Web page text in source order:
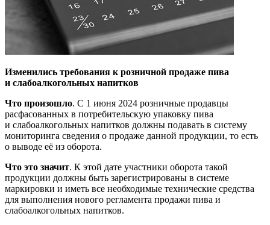
Изменились требования к розничной продаже пива
и слабоалкогольных напитков
Что произошло. С 1 июня 2024 розничные продавцы
расфасованных в потребительскую упаковку пива
и слабоалкогольных напитков должны подавать в систему
мониторинга сведения о продаже данной продукции, то есть
о выводе её из оборота.
Что это значит. К этой дате участники оборота такой
продукции должны быть зарегистрированы в системе
маркировки и иметь все необходимые технические средства
для выполнения нового регламента продажи пива и
слабоалкогольных напитков.